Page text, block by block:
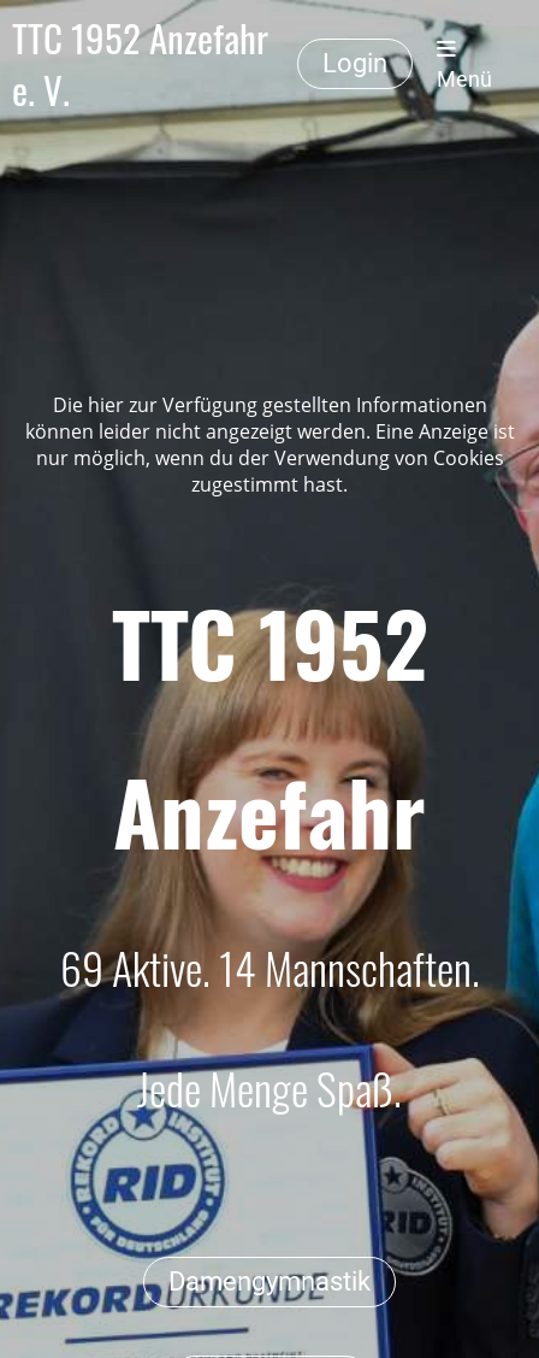
TTC 1952 Anzefahr
e. V.
Login
Menü
Die hier zur Verfügung gestellten Informationen
können leider nicht angezeigt werden. Eine Anzeige ist
nur möglich, wenn du der Verwendung von Cookies
zugestimmt hast.
TTC 1952
Anzefahr
69 Aktive. 14 Mannschaften.
Jede Menge Spaß.
Damengymnastik